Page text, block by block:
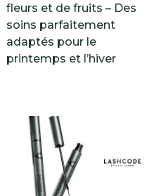
fleurs et de fruits – Des
soins parfaitement
adaptés pour le
printemps et l’hiver